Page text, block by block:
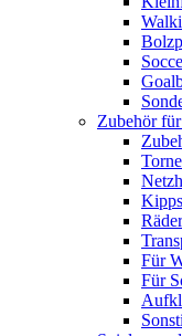
Zubehör
Für
Für